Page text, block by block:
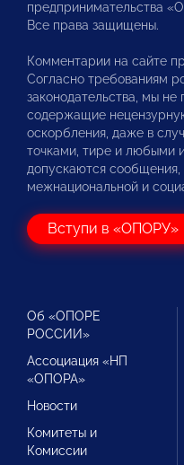
предпринимательства
Все права защищены.
Комментарии на сайте
Согласно требованиям
законодательства, мы
содержащие
оскорбления, даже в
точками, тире и любыми
допускаются
межнациональной и
Вступи в «ОПОРУ»
Об «ОПОРЕ
РОССИИ»
Ассоциация «НП
«ОПОРА»
Новости
Комитеты и
Комиссии